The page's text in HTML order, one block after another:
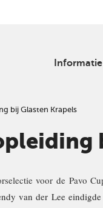
Informatie
bij Glasten Krapels
voor de Pavo
van der Lee